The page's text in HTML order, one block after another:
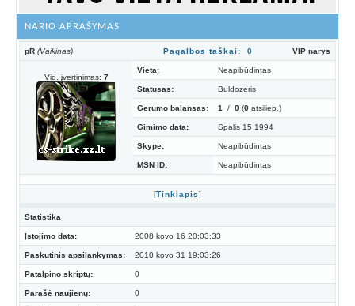
NARIO APRAŠYMAS
pR (Vaikinas) Pagalbos taškai: 0 VIP narys
Vid. įvertinimas: 7
Vieta: Neapibūdintas
Statusas: Buldozeris
Gerumo balansas: 1 / 0 (0 atsiliep.)
Gimimo data: Spalis 15 1994
Skype: Neapibūdintas
MSN ID: Neapibūdintas
[Tinklapis]
Statistika
Įstojimo data: 2008 kovo 16 20:03:33
Paskutinis apsilankymas: 2010 kovo 31 19:03:26
Patalpino skriptų: 0
Parašė naujienų: 0